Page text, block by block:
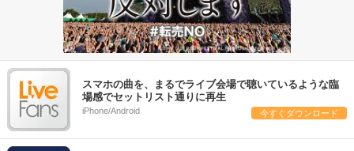
スマホの曲を、まるでライブ会場で聴いているような臨
場感でセットリスト通りに再生
iPhone/Android 今すぐダウンロード